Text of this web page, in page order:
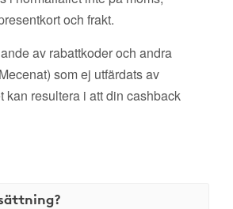
och frakt.
av rabattkoder och andra
som ej utfärdats av
kan resultera i att din cashback